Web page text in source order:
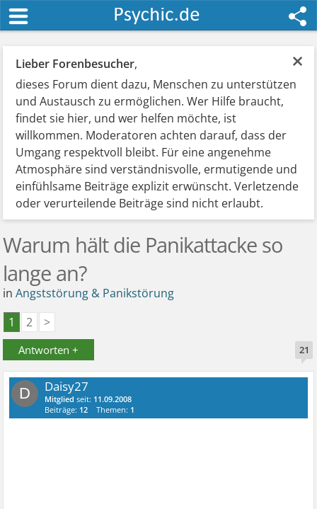
×
Lieber Forenbesucher,
dieses Forum dient dazu, Menschen zu unterstützen
und Austausch zu ermöglichen. Wer Hilfe braucht,
findet sie hier, und wer helfen möchte, ist
willkommen. Moderatoren achten darauf, dass der
Umgang respektvoll bleibt. Für eine angenehme
Atmosphäre sind verständnisvolle, ermutigende und
einfühlsame Beiträge explizit erwünscht. Verletzende
oder verurteilende Beiträge sind nicht erlaubt.
Warum hält die Panikattacke so
lange an?
inAngststörung & Panikstörung
1
2 >
Antworten + 21
D Daisy27
Mitglied seit: 11.09.2008
Beiträge: 12 Themen: 1